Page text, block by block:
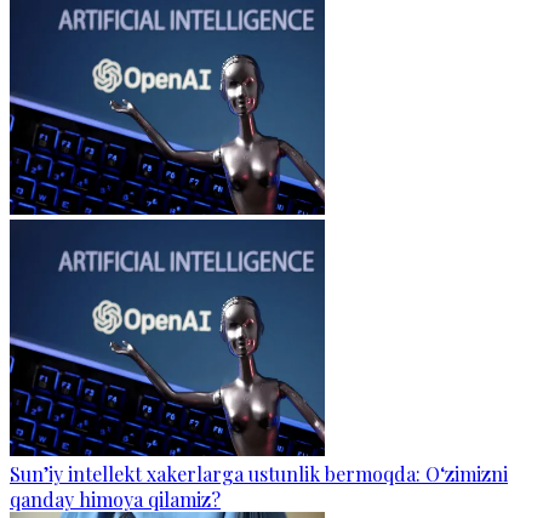
Sun’iy intellekt xakerlarga ustunlik bermoqda: O‘zimizni
qanday himoya qilamiz?